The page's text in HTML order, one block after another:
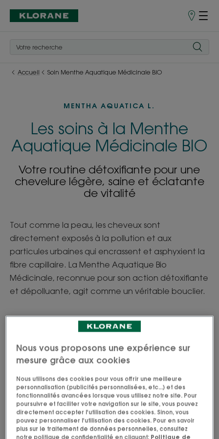
Points
Accueil Soin Menthe Aquatique Médicinale BIO
MENTHA AQUATICA L.
Les soins à la Menthe
Aquatique Médicinale BIO
Votre routine détoxifiante pour une
chevelure légère, saine et éclatante
de vitalité
Tout comme la peau, les cheveux sont
directement exposés à la pollution et aux
particules urbaines qui encrassent et asphyxient la
fibre capillaire. La Menthe Aquatique Bio
Médicinale, reconnue pour son action détoxifiante
et dépolluante, agit comme un véritable bouclier.
Nous vous proposons une expérience sur
mesure grâce aux cookies
Nous utilisons des cookies pour vous offrir une meilleure
personnalisation (publicités personnalisées, etc...) et des
fonctionnalités avancées lorsque vous utilisez notre site. Pour
poursuivre et faciliter votre navigation sur le site, vous pouvez
directement accepter l'utilisation des cookies. Sinon, vous
pouvez personnaliser l'utilisation des cookies. Pour en savoir
plus sur le traitement de données personnelles, consultez
notre politique de confidentialité en cliquant: Politique de